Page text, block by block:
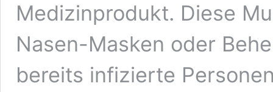
Medizinprodukt. Diese
Nasen-Masken oder
bereits infizierte